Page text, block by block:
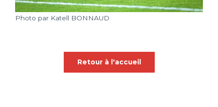
Photo par Katell BONNAUD
Retour à l'accueil